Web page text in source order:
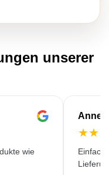
unserer
wie
Anne-
★★